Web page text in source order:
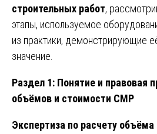
строительных работ,
этапы, используемое
из практики, демонстрирующие
значение.
Раздел 1: Понятие и правовая
объёмов и стоимости СМР
Экспертиза по расчету